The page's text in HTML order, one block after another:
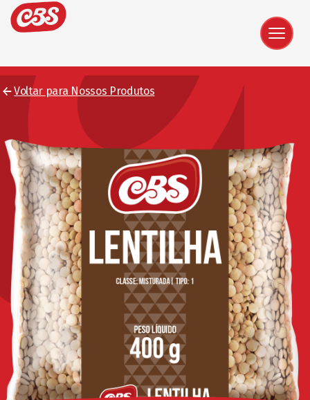
Voltar para Nossos Produtos